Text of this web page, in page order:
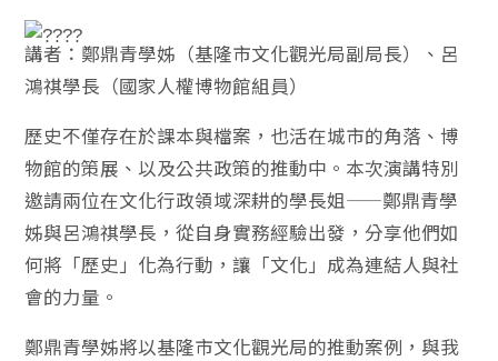
講者：鄭鼎青學姊（基隆市文化觀光局副局長）、呂
鴻祺學長（國家人權博物館組員）
歷史不僅存在於課本與檔案，也活在城市的角落、博
物館的策展、以及公共政策的推動中。本次演講特別
邀請兩位在文化行政領域深耕的學長姐——鄭鼎青學
姊與呂鴻祺學長，從自身實務經驗出發，分享他們如
何將「歷史」化為行動，讓「文化」成為連結人與社
會的力量。
鄭鼎青學姊將以基隆市文化觀光局的推動案例，與我